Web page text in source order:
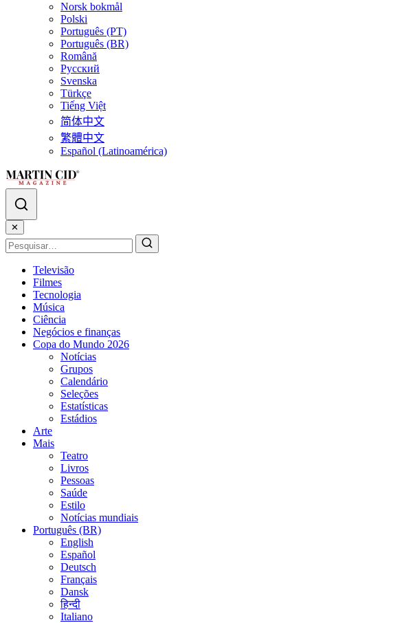
Norsk bokmål
Polski
Português (PT)
Português (BR)
Română
Русский
Svenska
Türkçe
Tiếng Việt
简体中文
繁體中文
Español (Latinoamérica)
✕
Televisão
Filmes
Tecnologia
Música
Ciência
Negócios e finanças
Copa do Mundo 2026
Notícias
Grupos
Calendário
Seleções
Estatísticas
Estádios
Arte
Mais
Teatro
Livros
Pessoas
Saúde
Estilo
Notícias mundiais
Português (BR)
English
Español
Deutsch
Français
Dansk
हिन्दी
Italiano